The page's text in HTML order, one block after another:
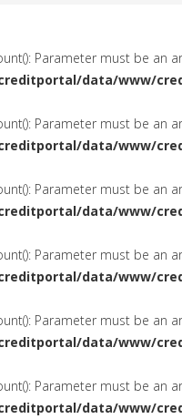
Parameter must be an
data/www/
Parameter must be an
data/www/
Parameter must be an
data/www/
Parameter must be an
data/www/
Parameter must be an
data/www/
Parameter must be an
data/www/